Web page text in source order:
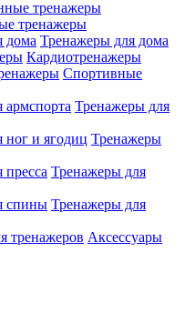
тренажеры
Тренажеры для дома
Кардиотренажеры
Спортивные
Тренажеры для
Тренажеры
Тренажеры для
Тренажеры для
Аксессуары